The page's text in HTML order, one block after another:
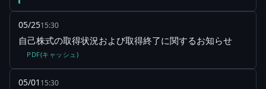
05/2515:30
自己株式の取得状況および取得終了に関するお知らせ
PDF(キャッシュ)
05/01 15:30